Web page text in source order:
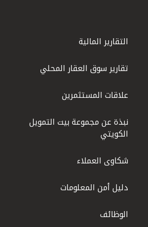
التقارير المالية
تقارير سوق العقار المحلي
علاقات المستثمرين
نبذة عن مجموعة بيت التمويل
الكويتي
شكاوى العملاء
دليل أمن المعلومات
الوظائف